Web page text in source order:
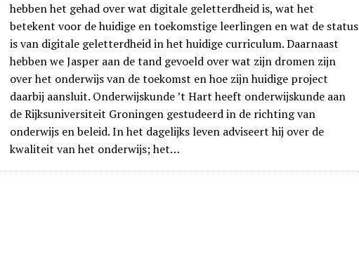
hebben het gehad over wat digitale geletterdheid is, wat het
betekent voor de huidige en toekomstige leerlingen en wat de status
is van digitale geletterdheid in het huidige curriculum. Daarnaast
hebben we Jasper aan de tand gevoeld over wat zijn dromen zijn
over het onderwijs van de toekomst en hoe zijn huidige project
daarbij aansluit. Onderwijskunde ’t Hart heeft onderwijskunde aan
de Rijksuniversiteit Groningen gestudeerd in de richting van
onderwijs en beleid. In het dagelijks leven adviseert hij over de
kwaliteit van het onderwijs; het…